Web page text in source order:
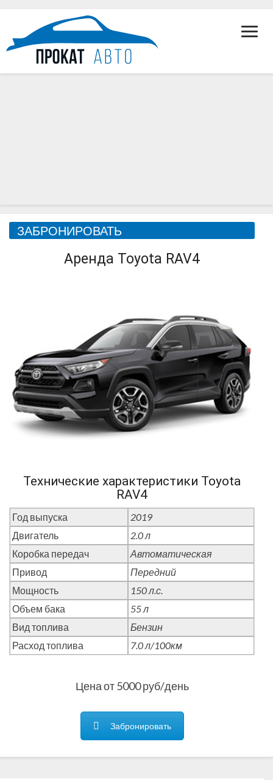
Toyota
RAV4
ЗАБРОНИРОВАТЬ
Аренда Toyota RAV4
Технические характеристики Toyota
RAV4
Год выпуска
2019
Двигатель
2.0 л
Коробка передач
Автоматическая
Привод
Передний
Мощность
150 л.с.
Объем бака
55 л
Вид топлива
Бензин
Расход топлива
7.0 л/100км
Цена от 5000 руб/день
Забронировать